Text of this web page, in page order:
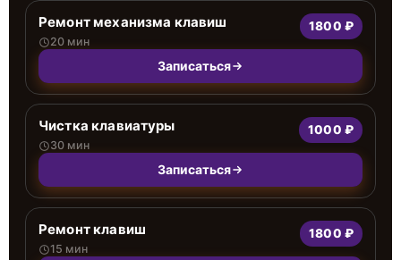
Ремонт механизма клавиш
20 мин
1800 ₽
Записаться
Чистка клавиатуры
30 мин
1000 ₽
Записаться
Ремонт клавиш
15 мин
1800 ₽